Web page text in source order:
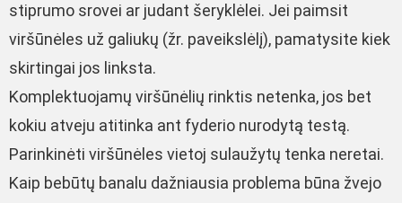
stiprumo srovei ar judant šeryklėlei. Jei paimsit
viršūnėles už galiukų (žr. paveikslėlį), pamatysite kiek
skirtingai jos linksta.
Komplektuojamų viršūnėlių rinktis netenka, jos bet
kokiu atveju atitinka ant fyderio nurodytą testą.
Parinkinėti viršūnėles vietoj sulaužytų tenka neretai.
Kaip bebūtų banalu dažniausia problema būna žvejo